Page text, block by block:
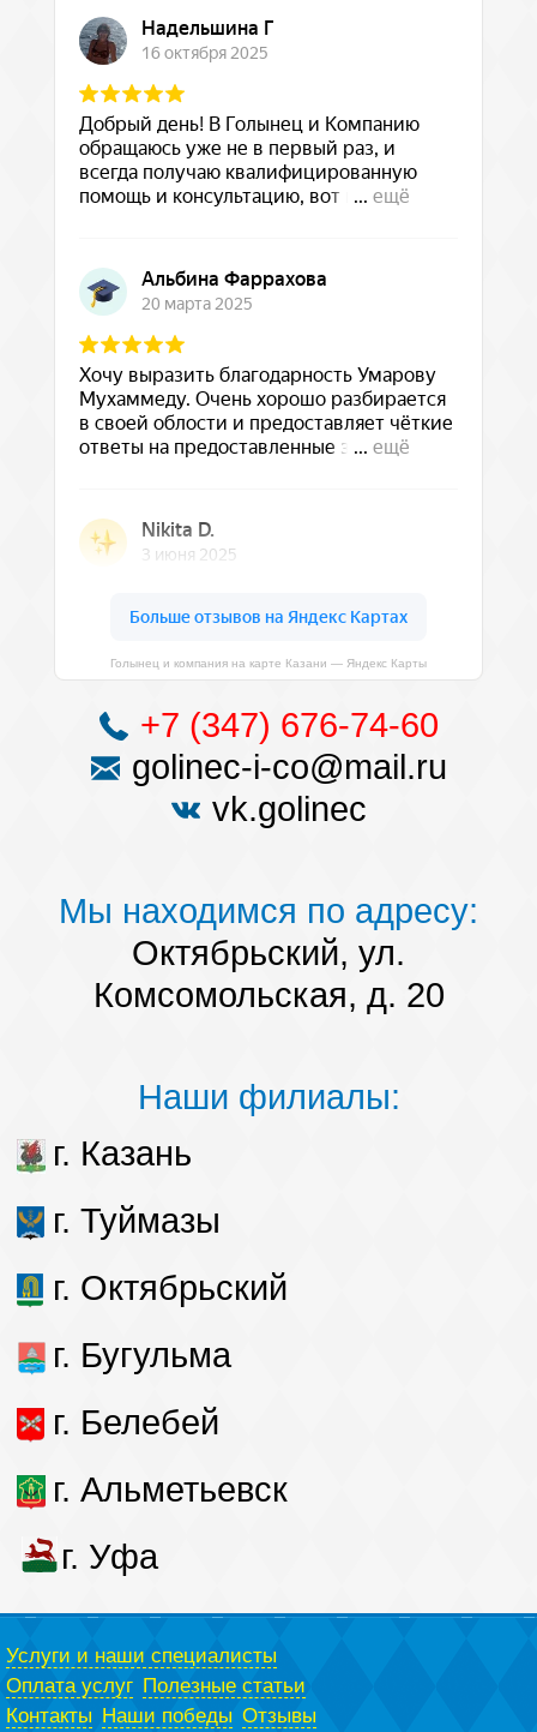
Голынец и компания на карте Казани — Яндекс Карты
+7 (347) 676-74-60
golinec-i-co@mail.ru
vk.golinec
Мы находимся по адресу:
Октябрьский, ул.
Комсомольская, д. 20
Наши филиалы:
г. Казань
г. Туймазы
г. Октябрьский
г. Бугульма
г. Белебей
г. Альметьевск
г. Уфа
Услуги и наши специалисты
Оплата услуг Полезные статьи
Контакты Наши победы Отзывы